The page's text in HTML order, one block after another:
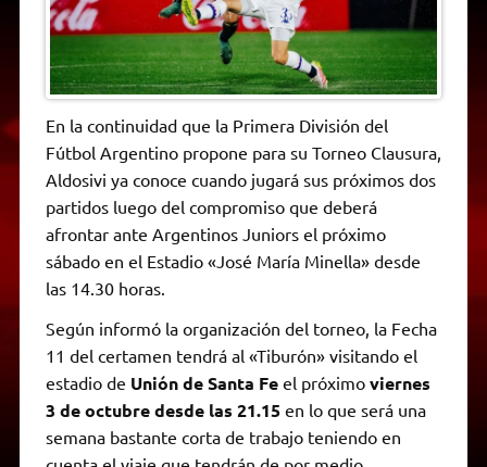
En la continuidad que la Primera División del
Fútbol Argentino propone para su Torneo Clausura,
Aldosivi ya conoce cuando jugará sus próximos dos
partidos luego del compromiso que deberá
afrontar ante Argentinos Juniors el próximo
sábado en el Estadio «José María Minella» desde
las 14.30 horas.
Según informó la organización del torneo, la Fecha
11 del certamen tendrá al «Tiburón» visitando el
estadio de Unión de Santa Feel próximoviernes
3 de octubre desde las 21.15en lo que será una
semana bastante corta de trabajo teniendo en